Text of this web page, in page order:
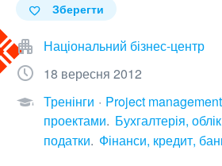
Зберегти
Національний бізнес-центр
18 вересня 2012
Тренінги
Project
проектами Бухгалтерія,
податки Фінанси, кредит,